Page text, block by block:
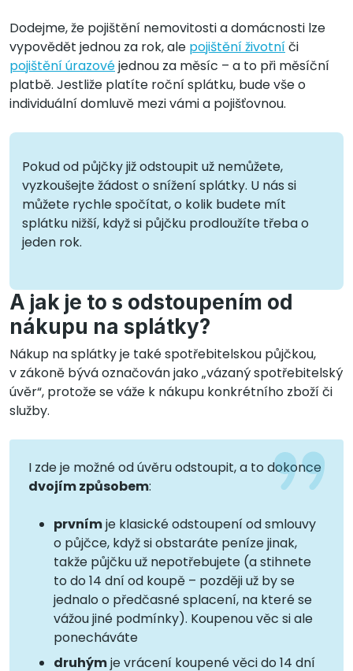
Dodejme, že pojištění nemovitosti a domácnosti lze
vypovědět jednou za rok, ale pojištění životníči
pojištění úrazovéjednou za měsíc – a to při měsíční
platbě. Jestliže platíte roční splátku, bude vše o
individuální domluvě mezi vámi a pojišťovnou.
Pokud od půjčky již odstoupit už nemůžete,
vyzkoušejte žádost o snížení splátky. U nás si
můžete rychle spočítat, o kolik budete mít
splátku nižší, když si půjčku prodloužíte třeba o
jeden rok.
A jak je to s odstoupením od
nákupu na splátky?
Nákup na splátky je také spotřebitelskou půjčkou,
v zákoně bývá označován jako „vázaný spotřebitelský
úvěr“, protože se váže k nákupu konkrétního zboží či
služby.
I zde je možné od úvěru odstoupit, a to dokonce
dvojím způsobem:
prvnímje klasické odstoupení od smlouvy
o půjčce, když si obstaráte peníze jinak,
takže půjčku už nepotřebujete (a stihnete
to do 14 dní od koupě – později už by se
jednalo o předčasné splacení, na které se
vážou jiné podmínky). Koupenou věc si ale
ponecháváte
druhýmje vrácení koupené věci do 14 dní